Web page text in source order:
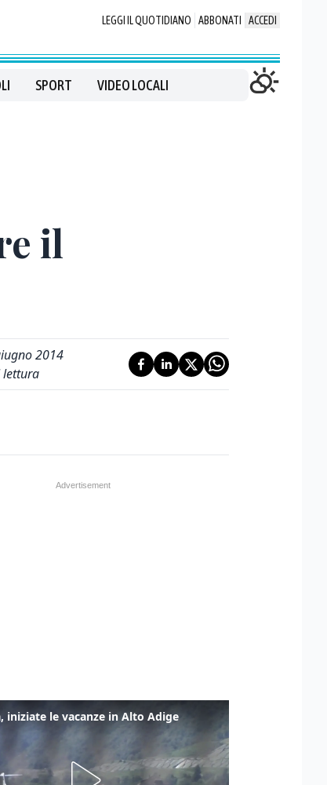
LEGGI IL QUOTIDIANO ABBONATI ACCEDI
SPORT VIDEO LOCALI
il
2014
lettura
iniziate le vacanze in Alto Adige